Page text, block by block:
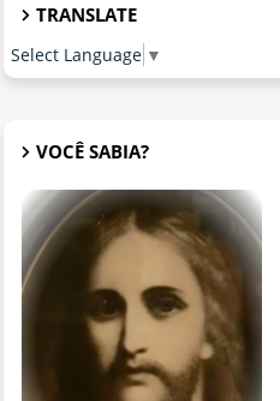
TRANSLATE
Select Language ▼
VOCÊ SABIA?